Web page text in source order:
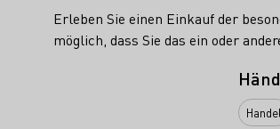
Erleben Sie einen Einkauf der
möglich, dass Sie das ein oder
Handel